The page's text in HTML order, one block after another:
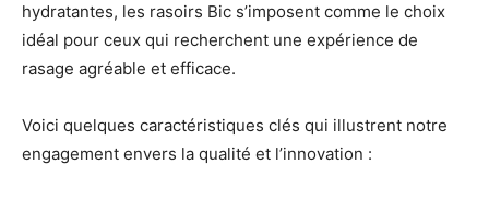
hydratantes, les rasoirs Bic s’imposent comme le choix
idéal pour ceux qui recherchent une expérience de
rasage agréable et efficace.
Voici quelques caractéristiques clés qui illustrent notre
engagement envers la qualité et l’innovation :